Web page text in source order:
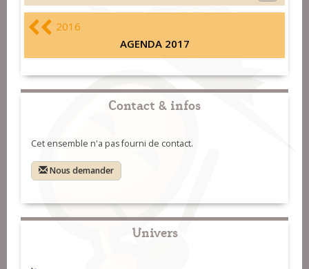
2016
AGENDA 2017
Contact & infos
Cet ensemble n'a pas fourni de contact.
Nous demander
Univers